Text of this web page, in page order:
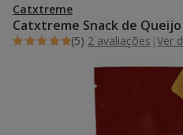
Catxtreme
Catxtreme Snack de
(5) 2 avaliações |Ver